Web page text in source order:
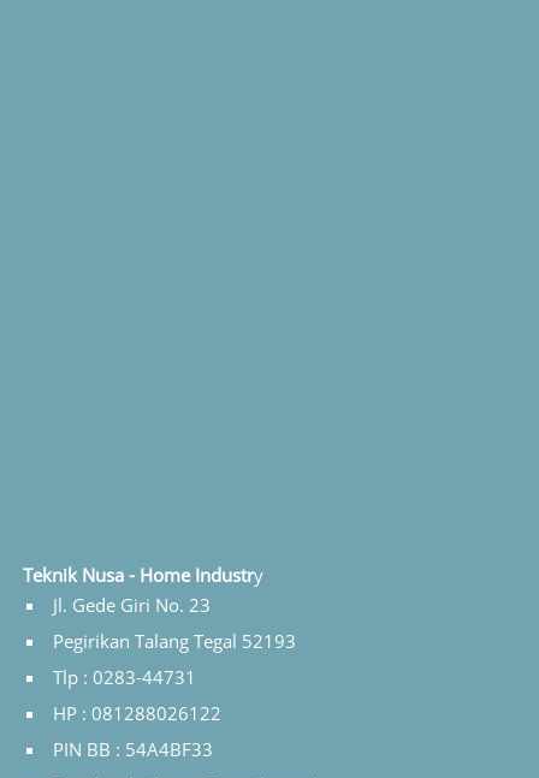
Teknik Nusa - Home Industry
Jl. Gede Giri No. 23
Pegirikan Talang Tegal 52193
Tlp : 0283-44731
HP : 081288026122
PIN BB : 54A4BF33